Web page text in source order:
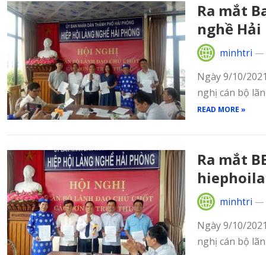
Ra mắt
nghề Hải
minhtri —
Ngày 9/10/
nghị cán bộ
READ MORE »
Ra mắt
minhtri —
Ngày 9/10/
nghị cán bộ